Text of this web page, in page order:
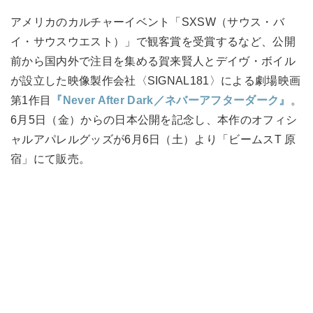
アメリカのカルチャーイベント「SXSW（サウス・バ
イ・サウスウエスト）」で観客賞を受賞するなど、公開
前から国内外で注目を集める賀来賢人とデイヴ・ボイル
が設立した映像製作会社〈SIGNAL181〉による劇場映画
第1作目
『Never After Dark／ネバーアフターダーク』
。
6月5日（金）からの日本公開を記念し、本作のオフィシ
ャルアパレルグッズが6月6日（土）より「ビームスT 原
宿」にて販売。